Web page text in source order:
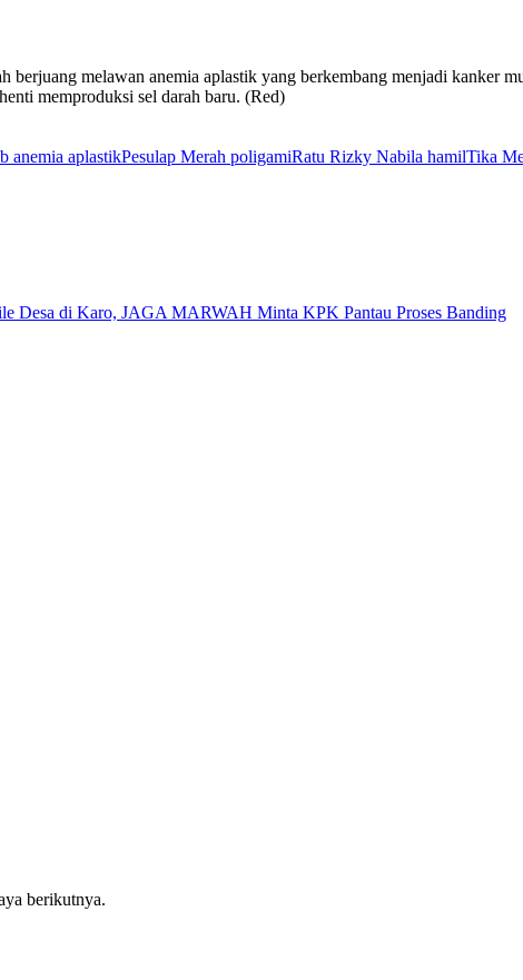
berjuang melawan anemia aplastik yang berkembang menjadi kanker
memproduksi sel darah baru. (Red)
anemia aplastikPesulap Merah poligamiRatu Rizky Nabila hamilTika
Desa di Karo, JAGA MARWAH Minta KPK Pantau Proses Banding
berikutnya.